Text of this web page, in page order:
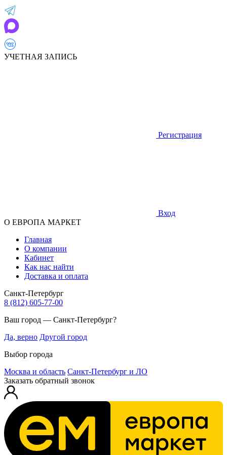
УЧЕТНАЯ ЗАПИСЬ
Регистрация
Вход
О ЕВРОПА МАРКЕТ
Главная
О компании
Кабинет
Как нас найти
Доставка и оплата
Санкт-Петербург
8 (812) 605-77-00
Ваш город — Санкт-Петербург?
Да, верно Другой город
Выбор города
Москва и область Санкт-Петербург и ЛО
Заказать обратный звонок